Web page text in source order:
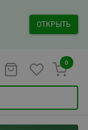
ОТКРЫТЬ
0